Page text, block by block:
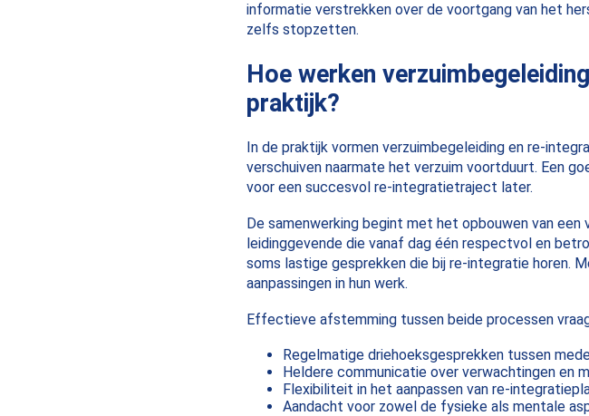
informatie verstrekken over de voortgang van het
zelfs stopzetten.
Hoe werken
praktijk?
In de praktijk vormen verzuimbegeleiding en re-
verschuiven naarmate het verzuim voortduurt. Een
voor een succesvol re-integratietraject later.
De samenwerking begint met het opbouwen van
leidinggevende die vanaf dag één respectvol en
soms lastige gesprekken die bij re-integratie horen.
aanpassingen in hun werk.
Effectieve afstemming tussen beide processen
Regelmatige driehoeksgesprekken tussen
Heldere communicatie over verwachtingen en
Flexibiliteit in het aanpassen van re-
Aandacht voor zowel de fysieke als mentale